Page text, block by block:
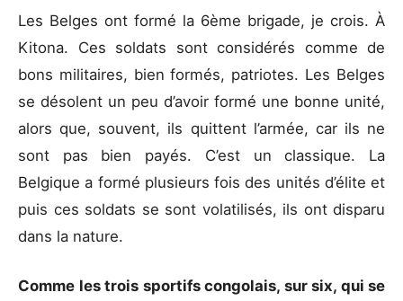
Les Belges ont formé la 6ème brigade, je crois. À
Kitona. Ces soldats sont considérés comme de
bons militaires, bien formés, patriotes. Les Belges
se désolent un peu d’avoir formé une bonne unité,
alors que, souvent, ils quittent l’armée, car ils ne
sont pas bien payés. C’est un classique. La
Belgique a formé plusieurs fois des unités d’élite et
puis ces soldats se sont volatilisés, ils ont disparu
dans la nature.
Comme les trois sportifs congolais, sur six, qui se